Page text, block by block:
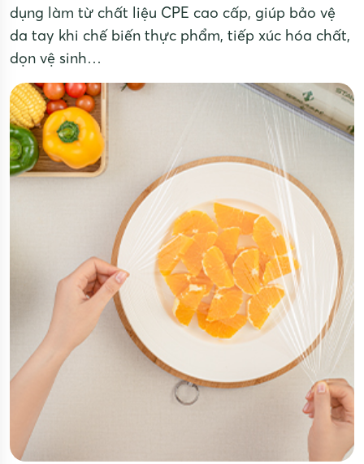
dụng làm từ chất liệu CPE cao cấp, giúp bảo vệ
da tay khi chế biến thực phẩm, tiếp xúc hóa chất,
dọn vệ sinh…